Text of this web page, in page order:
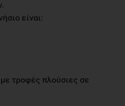
είναι:
τροφές πλούσιες σε